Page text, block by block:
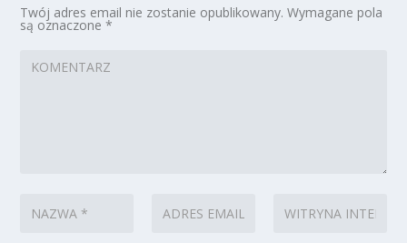
Twój adres email nie zostanie opublikowany. Wymagane pola
są oznaczone*